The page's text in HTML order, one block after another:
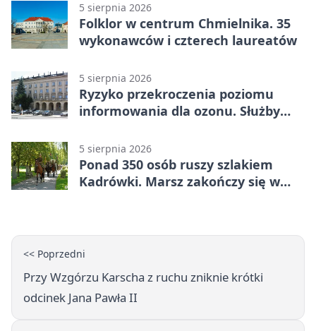
5 sierpnia 2026
Folklor w centrum Chmielnika. 35
wykonawców i czterech laureatów
5 sierpnia 2026
Ryzyko przekroczenia poziomu
informowania dla ozonu. Służby
5 sierpnia 2026
Ponad 350 osób ruszy szlakiem
Kadrówki. Marsz zakończy się w
<< Poprzedni
Przy Wzgórzu Karscha z ruchu zniknie krótki
odcinek Jana Pawła II